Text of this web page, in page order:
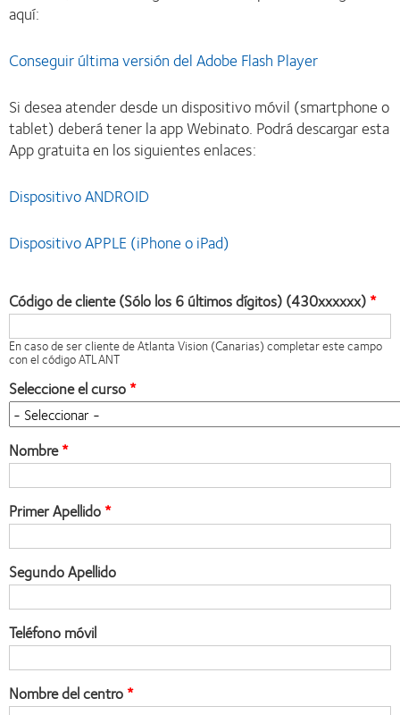
aquí:
Conseguir última versión del Adobe Flash Player
Si desea atender desde un dispositivo móvil (smartphone o
tablet) deberá tener la app Webinato. Podrá descargar esta
App gratuita en los siguientes enlaces:
Dispositivo ANDROID
Dispositivo APPLE (iPhone o iPad)
Código de cliente (Sólo los 6 últimos dígitos) (430xxxxxx)
En caso de ser cliente de Atlanta Vision (Canarias) completar este campo
con el código ATLANT
Seleccione el curso
Nombre
Primer Apellido
Segundo Apellido
Teléfono móvil
Nombre del centro